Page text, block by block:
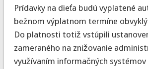
Prídavky na dieťa budú vyplatené
bežnom výplatnom termíne
Do platnosti totiž vstúpili
zameraného na znižovanie
využívaním informačných systémov